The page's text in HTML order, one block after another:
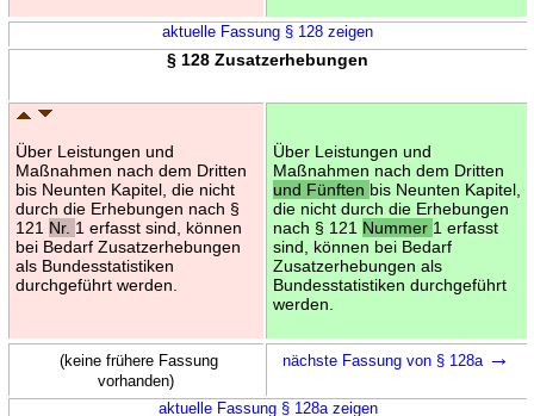
aktuelle Fassung § 128 zeigen
§ 128 Zusatzerhebungen
Über Leistungen und
Maßnahmen nach dem Dritten
bis Neunten Kapitel, die nicht
durch die Erhebungen nach §
121 Nr. 1 erfasst sind, können
bei Bedarf Zusatzerhebungen
als Bundesstatistiken
durchgeführt werden.
Über Leistungen und
Maßnahmen nach dem Dritten
und Fünften bis Neunten Kapitel,
die nicht durch die Erhebungen
nach § 121 Nummer 1 erfasst
sind, können bei Bedarf
Zusatzerhebungen als
Bundesstatistiken durchgeführt
werden.
(keine frühere Fassung
vorhanden)
nächste Fassung von § 128a →
aktuelle Fassung § 128a zeigen